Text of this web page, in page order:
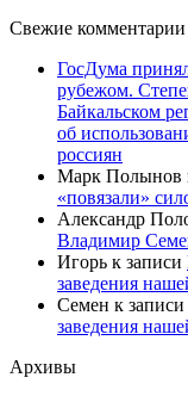
Свежие комментарии
ГосДума
рубежом.
Байкальском
об
россиян
Марк Полынов
«повязали»
Александр
Владимир
Игорь к записи
заведения
Семен к записи
заведения
Архивы